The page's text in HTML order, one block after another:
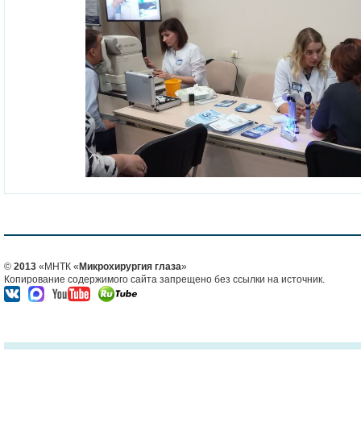
© 2013 «МНТК « Микрохирургия глаза»
Копирование содержимого сайта запрещено без ссылки на источник.